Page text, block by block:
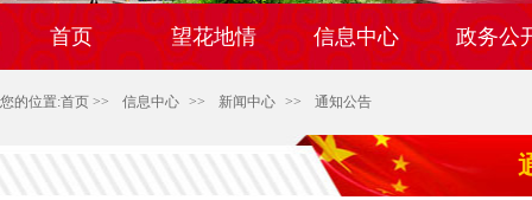
首页 望花地情 信息中心 政务公
您的位置:首页 >> 信息中心 >> 新闻中心 >> 通知公告